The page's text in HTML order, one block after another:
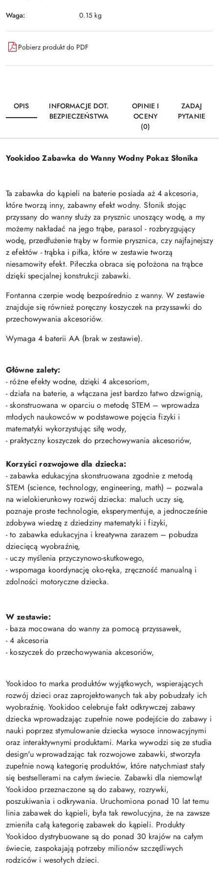
Waga: 0.15 kg
Pobierz produkt do PDF
OPIS
INFORMACJE DOT.
BEZPIECZEŃSTWA
OPINIE I
OCENY
(0)
ZADAJ
PYTANIE
Yookidoo Zabawka do Wanny Wodny Pokaz Słonika
Ta zabawka do kąpieli na baterie posiada aż 4 akcesoria,
które tworzą inny, zabawny efekt wodny. Słonik stojąc
przyssany do wanny służy za prysznic unoszący wodę, a my
możemy nakładać na jego trąbe, parasol - rozbryzgujący
wodę, przedłużenie trąby w formie prysznica, czy najfajnejszy
z efektów - trąbka i piłka, które w zestawie tworzą
niesamowity efekt. Piłeczka obraca się położona na trąbce
dzięki specjalnej konstrukcji zabawki.
Fontanna czerpie wodę bezpośrednio z wanny. W zestawie
znajduje się również poręczny koszyczek na przyssawki do
przechowywania akcesoriów.
Wymaga 4 baterii AA (brak w zestawie).
Główne zalety:
- różne efekty wodne, dzięki 4 akcesoriom,
- działa na baterie, a włączana jest bardzo łatwo dzwignią,
- skonstruowana w oparciu o metodę STEM – wprowadza
młodych naukowców w podstawowe pojęcia fizyki i
matematyki wykorzystując siłę wody,
- praktyczny koszyczek do przechowywania akcesoriów,
Korzyści rozwojowe dla dziecka:
- zabawka edukacyjna skonstruowana zgodnie z metodą
STEM (science, technology, engineering, math) – pozwala
na wielokierunkowy rozwój dziecka: maluch uczy się,
poznaje proste technologie, eksperymentuje, a jednocześnie
zdobywa wiedzę z dziedziny matematyki i fizyki,
- to zabawka edukacyjna i kreatywna zarazem – pobudza
dziecięcą wyobraźnię,
- uczy myślenia przyczynowo-skutkowego,
- wspomaga koordynację oko-ręka, zręczność manualną i
zdolności motoryczne dziecka.
W zestawie:
- baza mocowana do wanny za pomocą przyssawek,
- 4 akcesoria
- koszyczek do przechowywania akcesoriów,
Yookidoo to marka produktów wyjątkowych, wspierających
rozwój dzieci oraz zaprojektowanych tak aby pobudzały ich
wyobraźnię. Yookidoo celebruje fakt odkrywczej zabawy
dziecka wprowadzając zupełnie nowe podejście do zabawy i
nauki poprzez stymulowanie dziecka wysoce innowacyjnymi
oraz interaktywnymi produktami. Marka wywodzi się ze studia
design'u wprowadzając tak rozwojowe zabawki, stworzyła
zupełnie nową kategorię produktów, które natychmiast stały
się bestsellerami na całym świecie. Zabawki dla niemowląt
Yookidoo przeznaczone są do zabawy, rozrywki,
poszukiwania i odkrywania. Uruchomiona ponad 10 lat temu
linia zabawek do kąpieli, była tak rewolucyjna, że na zawsze
zmieniła całą kategorię zabawek do kąpieli. Produkty
Yookidoo dystrybuowane są do ponad 30 krajów na całym
świecie, zaspokajają potrzeby milionów szczęśliwych
rodziców i wesołych dzieci.